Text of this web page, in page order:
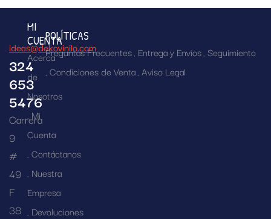
ideas@dekovinilo.com
324
653
5476
Carrera
9
#
49
F
38
MI
CUENTA
Acerca
de
Nosotros
Mi
Cuenta
Contáctanos
Nuestra
Empresa
Devoluciones
POLÍTICAS
Preguntas Frecuentes Entrega y Envíos Seguimiento
Condiciones de Venta Aviso Legal